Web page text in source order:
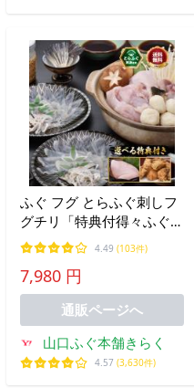
ふぐ フグ とらふぐ刺しフ
グチリ「特典付得々ふぐ
鍋・刺身セット2人前／超
冷」
4.49 (103件)
7,980 円
通販ページへ
山口ふぐ本舗きらく
4.57 (3,630件)